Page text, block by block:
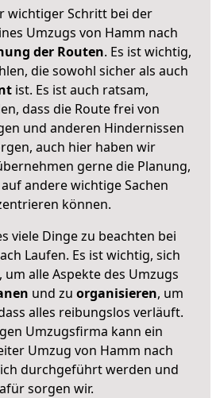
wichtiger Schritt bei der
Umzugs von Hamm nach
der Routen. Es ist wichtig,
die sowohl sicher als auch
ist. Es ist auch ratsam,
dass die Route frei von
und anderen Hindernissen
auch hier haben wir
gerne die Planung,
andere wichtige Sachen
können.
viele Dinge zu beachten bei
Laufen. Es ist wichtig, sich
um alle Aspekte des Umzugs
und zu organisieren, um
alles reibungslos verläuft.
Umzugsfirma kann ein
Umzug von Hamm nach
durchgeführt werden und
sorgen wir.